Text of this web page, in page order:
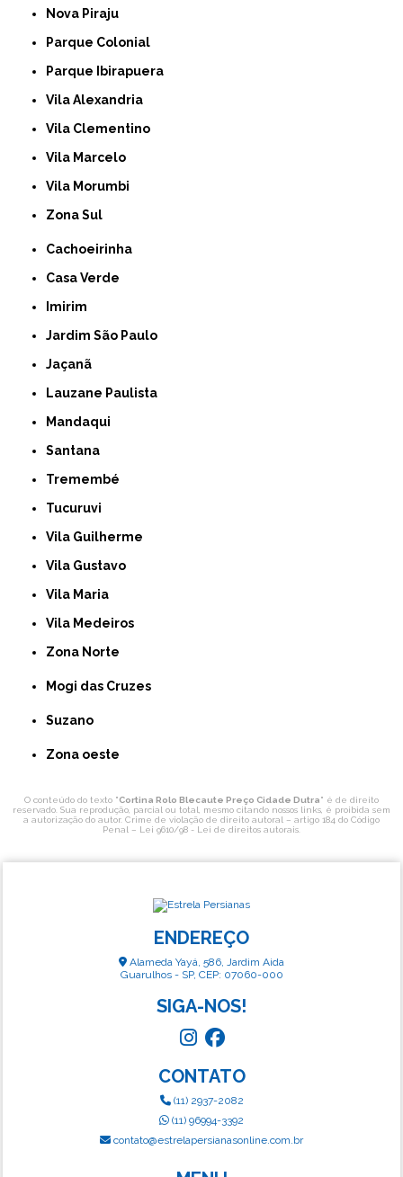
Nova Piraju
Parque Colonial
Parque Ibirapuera
Vila Alexandria
Vila Clementino
Vila Marcelo
Vila Morumbi
Zona Sul
Cachoeirinha
Casa Verde
Imirim
Jardim São Paulo
Jaçanã
Lauzane Paulista
Mandaqui
Santana
Tremembé
Tucuruvi
Vila Guilherme
Vila Gustavo
Vila Maria
Vila Medeiros
Zona Norte
Mogi das Cruzes
Suzano
Zona oeste
O conteúdo do texto "Cortina Rolo Blecaute Preço Cidade Dutra" é de direito
reservado. Sua reprodução, parcial ou total, mesmo citando nossos links, é proibida sem
a autorização do autor. Crime de violação de direito autoral – artigo 184 do Código
Penal – Lei 9610/98 - Lei de direitos autorais.
ENDEREÇO
Alameda Yayá, 586, Jardim Aida
Guarulhos - SP, CEP: 07060-000
SIGA-NOS!
CONTATO
(11) 2937-2082
(11) 96994-3392
contato@estrelapersianasonline.com.br